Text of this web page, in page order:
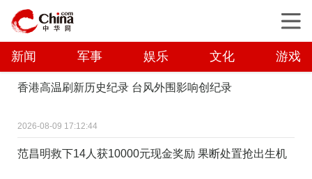
新闻 军事 娱乐 文化 游戏
香港高温刷新历史纪录 台风外围影响创纪录
2026-08-09 17:12:44
范昌明救下14人获10000元现金奖励 果断处置抢出生机